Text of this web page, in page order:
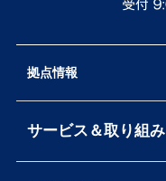
拠点情報
サービス＆取り組み